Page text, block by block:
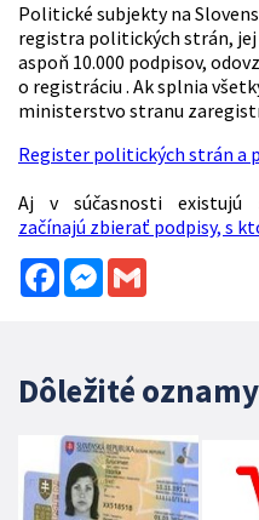
Politické subjekty na
registra politických strán,
aspoň 10.000 podpisov,
o registráciu . Ak splnia
ministerstvo stranu
Register politických strán a
Aj v súčasnosti existujú
začínajú zbierať podpisy, s
FacebookMessenger
Dôležité oznamy